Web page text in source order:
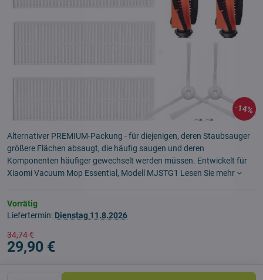
14%
Alternativer PREMIUM-Packung - für diejenigen, deren Staubsauger
größere Flächen absaugt, die häufig saugen und deren
Komponenten häufiger gewechselt werden müssen. Entwickelt für
Xiaomi Vacuum Mop Essential, Modell MJSTG1 Lesen Sie mehr
Vorrätig
Liefertermin: Dienstag 11.8.2026
34,74 €
29,90 €